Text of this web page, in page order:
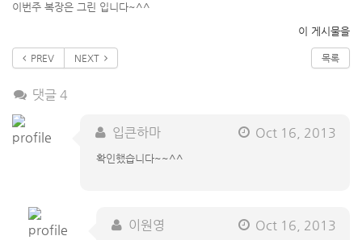
이번주 복장은 그린 입니다~^^
이 게시물을
PREV NEXT 목록
댓글 4
입큰하마 Oct 16, 2013
확인했습니다~~^^
이원영 Oct 16, 2013